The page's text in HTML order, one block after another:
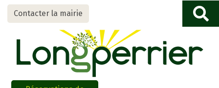
Contacter la mairie